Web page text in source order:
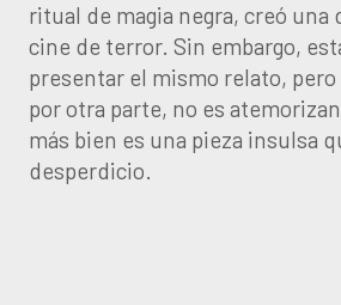
ritual de magia negra, creó
cine de terror. Sin embargo,
presentar el mismo relato,
por otra parte, no es
más bien es una pieza insulsa
desperdicio.